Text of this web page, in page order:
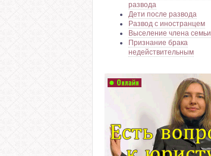
развода
Дети после развода
Развод с иностранцем
Выселение члена семьи
Признание брака
недействительным